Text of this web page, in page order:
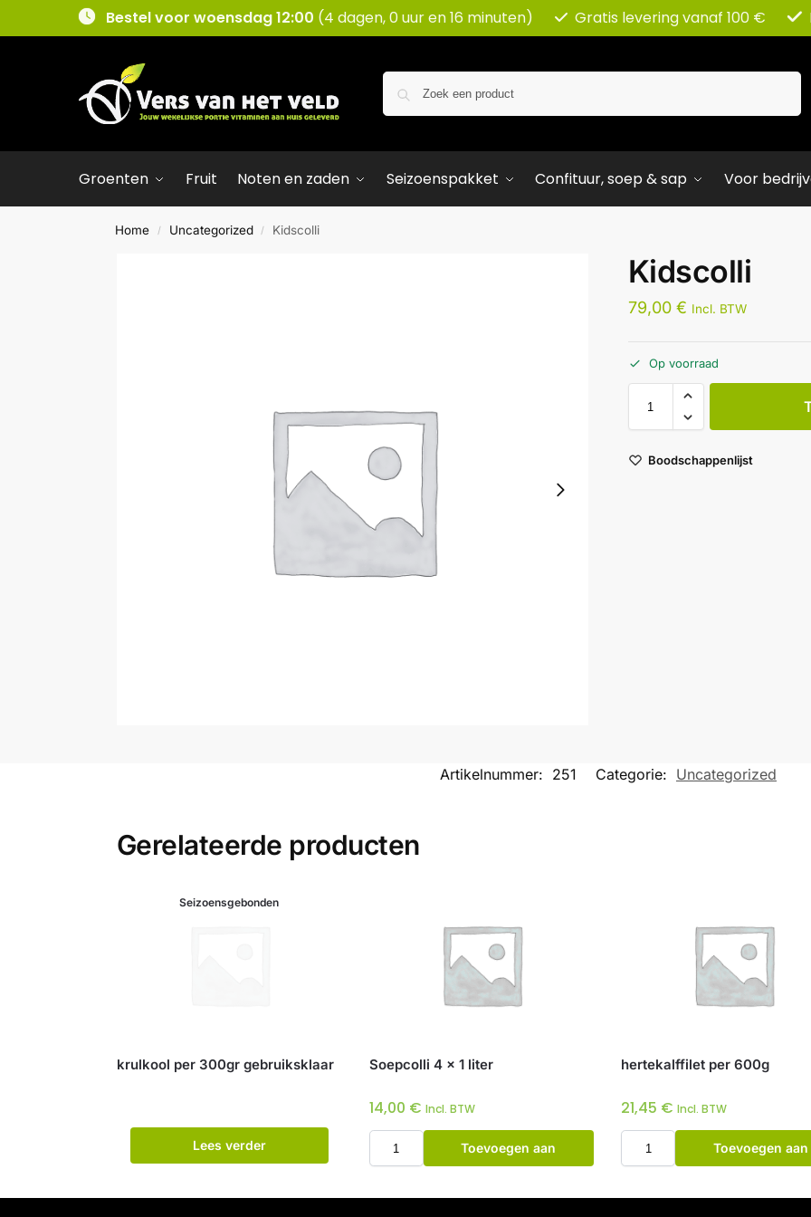
Bestel voor woensdag 12:00 (4 dagen, 0 uur en 16 minuten) Gratis levering vanaf 100 €
Groenten Fruit Noten en zaden Seizoenspakket Confituur, soep & sap Voor
Home / Uncategorized / Kidscolli
Kidscolli
79,00 € Incl. BTW
Op voorraad
Boodschappenlijst
Artikelnummer: 251 Categorie: Uncategorized
Gerelateerde producten
Seizoensgebonden
krulkool per 300gr gebruiksklaar
Lees verder
Soepcolli 4 x 1 liter
14,00 € Incl. BTW
Toevoegen aan
hertekalffilet per 600g
21,45 € Incl. BTW
Toevoegen aan